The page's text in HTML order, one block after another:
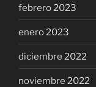
febrero 2023
enero 2023
diciembre 2022
noviembre 2022